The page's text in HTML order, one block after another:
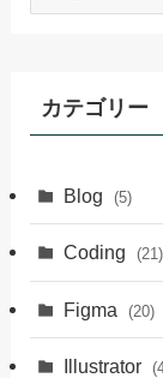
カテゴリー
Blog (5)
Coding (21)
Figma (20)
Illustrator